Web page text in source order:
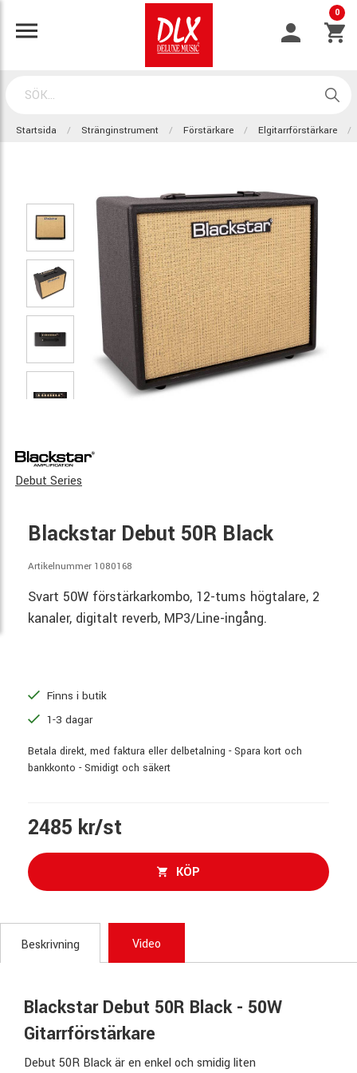
0
Startsida Stränginstrument Förstärkare Elgitarrförstärkare
Debut Series
Blackstar Debut 50R Black
Artikelnummer 1080168
Svart 50W förstärkarkombo, 12-tums högtalare, 2
kanaler, digitalt reverb, MP3/Line-ingång.
Finns i butik
1-3 dagar
Betala direkt, med faktura eller delbetalning - Spara kort och
bankkonto - Smidigt och säkert
2485 kr/st
KÖP
Beskrivning Video
Blackstar Debut 50R Black - 50W
Gitarrförstärkare
Debut 50R Black är en enkel och smidig liten